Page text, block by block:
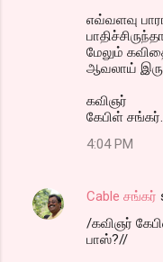
எவ்வளவு
மேலும்
ஆவலாய்
கவிஞர்
கேபிள்
4:04 PM
Cable சங்கர்
/கவிஞர்
பாஸ்?//